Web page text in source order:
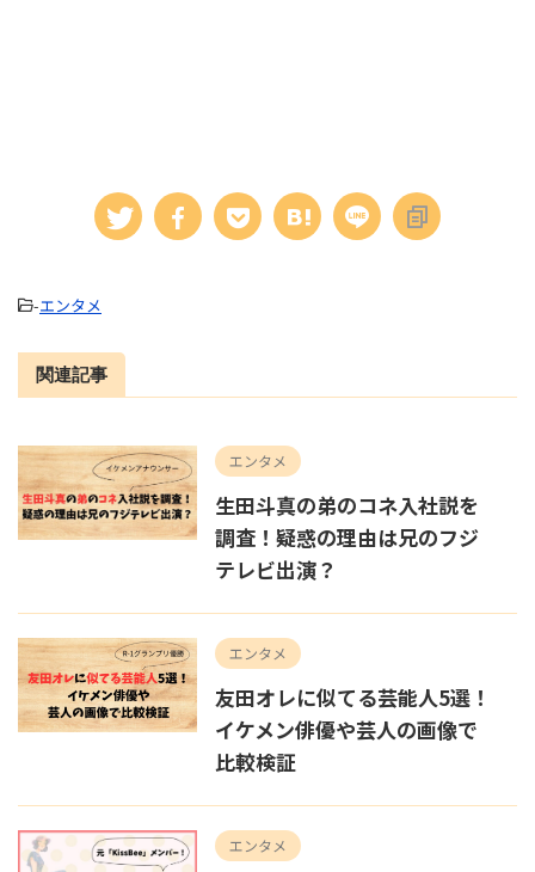
-エンタメ
関連記事
エンタメ
生田斗真の弟のコネ入社説を
調査！疑惑の理由は兄のフジ
テレビ出演？
エンタメ
友田オレに似てる芸能人5選！
イケメン俳優や芸人の画像で
比較検証
エンタメ